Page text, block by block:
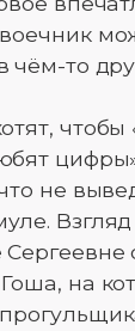
чём-то
чтобы
не
на